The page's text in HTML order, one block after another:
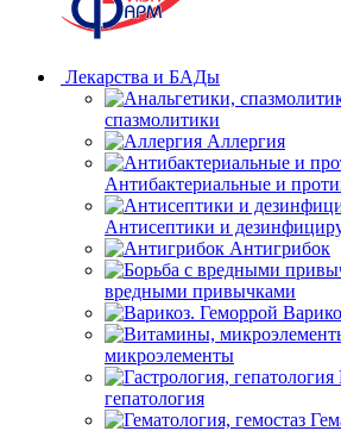
Лекарства и БАДы
спазмолитики
Аллергия
Антибактериальные и
Антисептики и
Антигрибок
вредными привычками
микроэлементы
гепатология